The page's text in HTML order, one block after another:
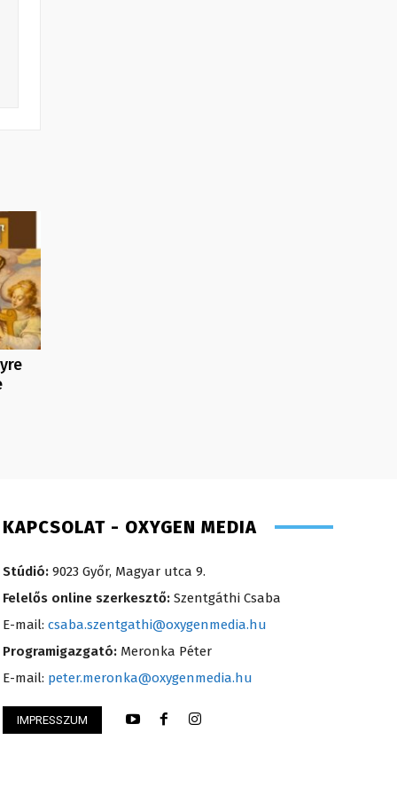
– sales manager – 2015
KAPCSOLAT - OXYGEN MEDIA
Stúdió: 9023 Győr, Magyar utca 9.
Felelős online szerkesztő: Szentgáthi Csaba
E-mail: csaba.szentgathi@oxygenmedia.hu
Programigazgató: Meronka Péter
E-mail: peter.meronka@oxygenmedia.hu
IMPRESSZUM